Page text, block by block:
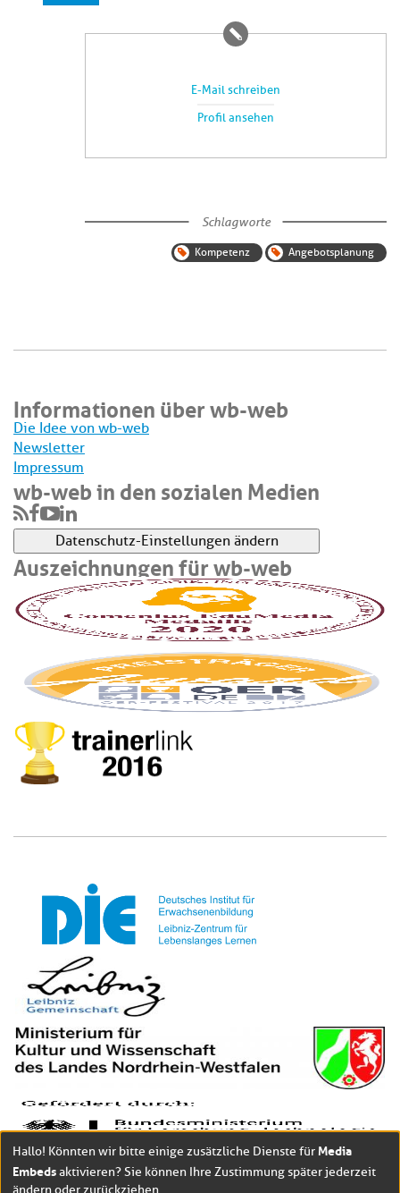
E-Mail schreiben
Profil ansehen
Schlagworte
Kompetenz Angebotsplanung
Informationen über wb-web
Die Idee von wb-web
Newsletter
Impressum
wb-web in den sozialen Medien
Datenschutz-Einstellungen ändern
Auszeichnungen für wb-web
Hallo! Könnten wir bitte einige zusätzliche Dienste für Media
Embedsaktivieren? Sie können Ihre Zustimmung später jederzeit
ändern oder zurückziehen.